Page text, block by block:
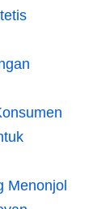
Menonjol